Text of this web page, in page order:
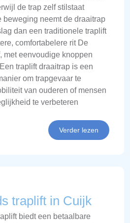
de trap zelf stilstaat
beweging neemt de draaitrap
dan een traditionele traplift
comfortabelere rit De
met eenvoudige knoppen
traplift draaitrap is een
om trapgevaar te
van ouderen of mensen
te verbeteren
Verder lezen
traplift in Cuijk
biedt een betaalbare